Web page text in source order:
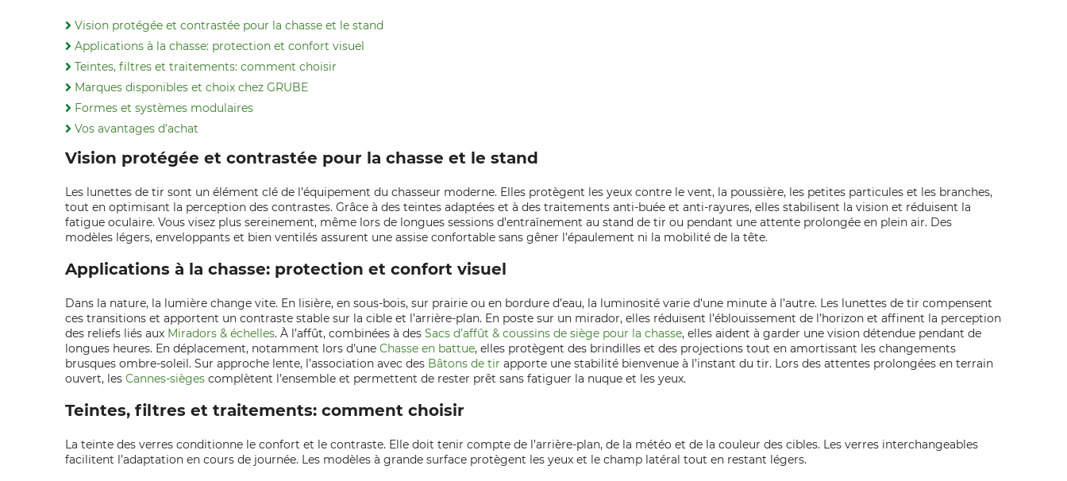
Vision protégée et contrastée pour la chasse et le stand
Applications à la chasse: protection et confort visuel
Teintes, filtres et traitements: comment choisir
Marques disponibles et choix chez GRUBE
Formes et systèmes modulaires
Vos avantages d’achat
Vision protégée et contrastée pour la chasse et le stand
Les lunettes de tir sont un élément clé de l’équipement du chasseur moderne. Elles protègent les yeux contre le vent, la poussière, les petites particules et les branches,
tout en optimisant la perception des contrastes. Grâce à des teintes adaptées et à des traitements anti-buée et anti-rayures, elles stabilisent la vision et réduisent la
fatigue oculaire. Vous visez plus sereinement, même lors de longues sessions d’entraînement au stand de tir ou pendant une attente prolongée en plein air. Des
modèles légers, enveloppants et bien ventilés assurent une assise confortable sans gêner l’épaulement ni la mobilité de la tête.
Applications à la chasse: protection et confort visuel
Dans la nature, la lumière change vite. En lisière, en sous-bois, sur prairie ou en bordure d’eau, la luminosité varie d’une minute à l’autre. Les lunettes de tir compensent
ces transitions et apportent un contraste stable sur la cible et l’arrière-plan. En poste sur un mirador, elles réduisent l’éblouissement de l’horizon et affinent la perception
des reliefs liés aux Miradors & échelles. À l’affût, combinées à des Sacs d’affût & coussins de siège pour la chasse, elles aident à garder une vision détendue pendant de
longues heures. En déplacement, notamment lors d’une Chasse en battue, elles protègent des brindilles et des projections tout en amortissant les changements
brusques ombre-soleil. Sur approche lente, l’association avec des Bâtons de tir apporte une stabilité bienvenue à l’instant du tir. Lors des attentes prolongées en terrain
ouvert, les Cannes-sièges complètent l’ensemble et permettent de rester prêt sans fatiguer la nuque et les yeux.
Teintes, filtres et traitements: comment choisir
La teinte des verres conditionne le confort et le contraste. Elle doit tenir compte de l’arrière-plan, de la météo et de la couleur des cibles. Les verres interchangeables
facilitent l’adaptation en cours de journée. Les modèles à grande surface protègent les yeux et le champ latéral tout en restant légers.